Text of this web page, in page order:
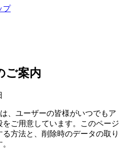
プ
ご案内
、ユーザーの皆様がいつでもア
ご用意しています。このページ
方法と、削除時のデータの取り